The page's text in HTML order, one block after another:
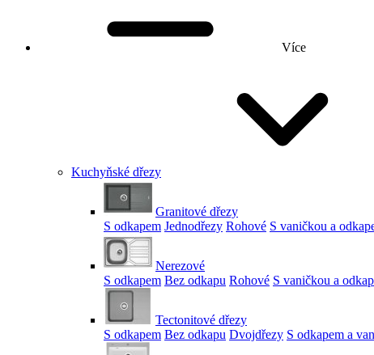
Více
Kuchyňské dřezy
Granitové dřezy
S odkapem Jednodřezy Rohové S vaničkou a
Nerezové
S odkapem Bez odkapu Rohové S vaničkou a
Tectonitové dřezy
S odkapem Bez odkapu Dvojdřezy S odkapem a